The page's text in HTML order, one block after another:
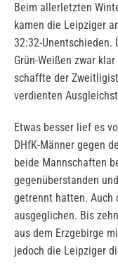
Beim allerletzten
kamen die Leipziger
32:32-Unentschieden.
Grün-Weißen zwar
schaffte der
verdienten
Etwas besser lief es
DHfK-Männer gegen
beide Mannschaften
gegenüberstanden
getrennt hatten. Auch
ausgeglichen. Bis
aus dem Erzgebirge
jedoch die Leipziger